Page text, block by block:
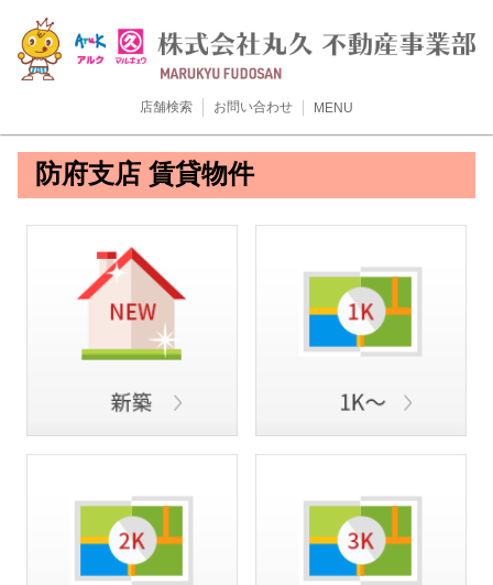
店舗検索 お問い合わせ MENU
防府支店 賃貸物件